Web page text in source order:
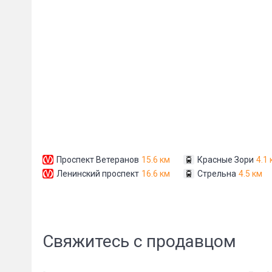
Проспект Ветеранов 15.6 км
Ленинский проспект 16.6 км
Красные Зори 4.1
Стрельна 4.5 км
Свяжитесь с продавцом